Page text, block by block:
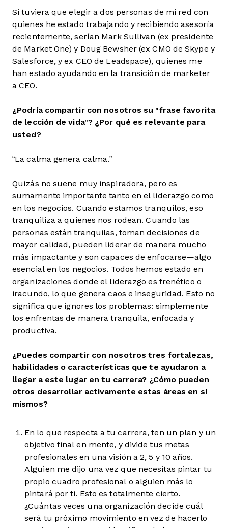
Si tuviera que elegir a dos personas de mi red con
quienes he estado trabajando y recibiendo asesoría
recientemente, serían Mark Sullivan (ex presidente
de Market One) y Doug Bewsher (ex CMO de Skype y
Salesforce, y ex CEO de Leadspace), quienes me
han estado ayudando en la transición de marketer
a CEO.
¿Podría compartir con nosotros su "frase favorita
de lección de vida"? ¿Por qué es relevante para
usted?
“La calma genera calma.”
Quizás no suene muy inspiradora, pero es
sumamente importante tanto en el liderazgo como
en los negocios. Cuando estamos tranquilos, eso
tranquiliza a quienes nos rodean. Cuando las
personas están tranquilas, toman decisiones de
mayor calidad, pueden liderar de manera mucho
más impactante y son capaces de enfocarse—algo
esencial en los negocios. Todos hemos estado en
organizaciones donde el liderazgo es frenético o
iracundo, lo que genera caos e inseguridad. Esto no
significa que ignores los problemas: simplemente
los enfrentas de manera tranquila, enfocada y
productiva.
¿Puedes compartir con nosotros tres fortalezas,
habilidades o características que te ayudaron a
llegar a este lugar en tu carrera? ¿Cómo pueden
otros desarrollar activamente estas áreas en sí
mismos?
En lo que respecta a tu carrera, ten un plan y un
objetivo final en mente, y divide tus metas
profesionales en una visión a 2, 5 y 10 años.
Alguien me dijo una vez que necesitas pintar tu
propio cuadro profesional o alguien más lo
pintará por ti. Esto es totalmente cierto.
¿Cuántas veces una organización decide cuál
será tu próximo movimiento en vez de hacerlo